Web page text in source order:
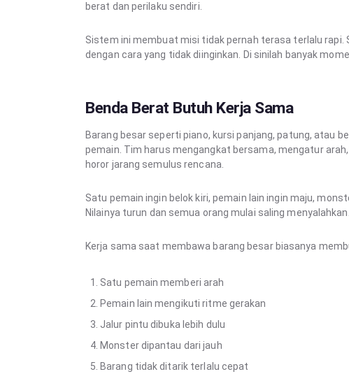
berat dan perilaku sendiri.
Sistem ini membuat misi tidak pernah terasa terlalu
dengan cara yang tidak diinginkan. Di sinilah banyak
Benda Berat Butuh Kerja Sama
Barang besar seperti piano, kursi panjang, patung, atau
pemain. Tim harus mengangkat bersama, mengatur
horor jarang semulus rencana.
Satu pemain ingin belok kiri, pemain lain ingin maju,
Nilainya turun dan semua orang mulai saling menyalahkan.
Kerja sama saat membawa barang besar biasanya
Satu pemain memberi arah
Pemain lain mengikuti ritme gerakan
Jalur pintu dibuka lebih dulu
Monster dipantau dari jauh
Barang tidak ditarik terlalu cepat